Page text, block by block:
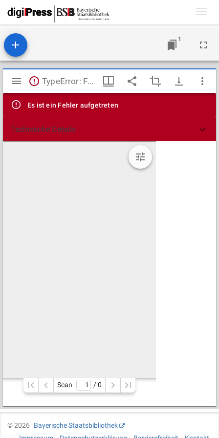
1
Mirador
Viewer
TypeError: Failed to fetch
Es ist ein Fehler aufgetreten
Technische Details
Scan / 0
©2026
Bayerische Staatsbibliothek